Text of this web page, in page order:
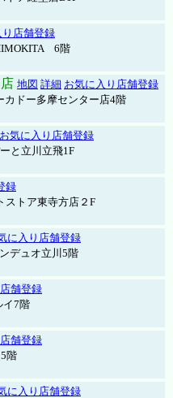
り店舗登録
6階
地図 詳細 お気に入り店舗登録
ドー多摩センター店4階
お気に入り店舗登録
と立川立飛1F
録
ストア東寺方店２F
に入り店舗登録
デュオ立川5階
舗登録
7階
舗登録
階
に入り店舗登録